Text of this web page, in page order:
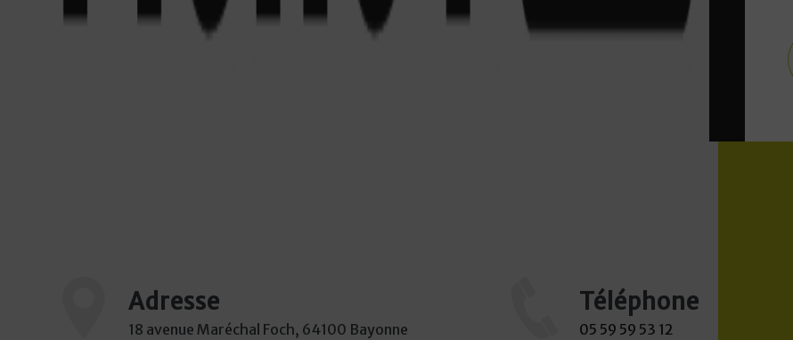
Adresse
18 avenue Maréchal Foch, 64100 Bayonne
Téléphone
05 59 59 53 12